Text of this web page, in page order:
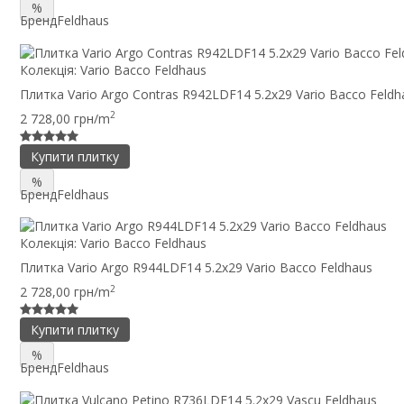
%
БрендFeldhaus
Колекція: Vario Bacco Feldhaus
Плитка Vario Argo Contras R942LDF14 5.2x29 Vario Bacco
2 728,00 грн/m2
Купити плитку
%
БрендFeldhaus
Колекція: Vario Bacco Feldhaus
Плитка Vario Argo R944LDF14 5.2x29 Vario Bacco Feldhaus
2 728,00 грн/m2
Купити плитку
%
БрендFeldhaus